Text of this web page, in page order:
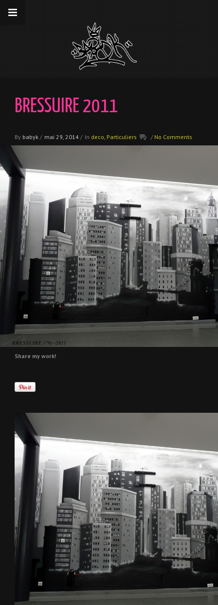
__gaTracker('send','pageview');
BRESSUIRE 2011
By babyk / mai 29, 2014 / In deco Particuliers / No Comments
Share my work!